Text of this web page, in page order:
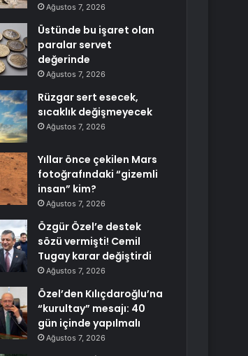
Ağustos 7, 2026
Üstünde bu işaret olan
paralar servet
değerinde
Ağustos 7, 2026
Rüzgar sert esecek,
sıcaklık değişmeyecek
Ağustos 7, 2026
Yıllar önce çekilen Mars
fotoğrafındaki “gizemli
insan” kim?
Ağustos 7, 2026
Özgür Özel’e destek
sözü vermişti! Cemil
Tugay karar değiştirdi
Ağustos 7, 2026
Özel’den Kılıçdaroğlu’na
“kurultay” mesajı: 40
gün içinde yapılmalı
Ağustos 7, 2026